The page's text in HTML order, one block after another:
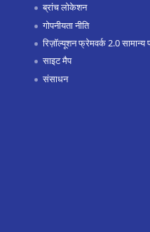
ब्रांच लोकेशन
गोपनीयता नीति
रिज़ॉल्यूशन फ्रेमवर्क 2.0 सामान्य
साइट मैप
संसाधन